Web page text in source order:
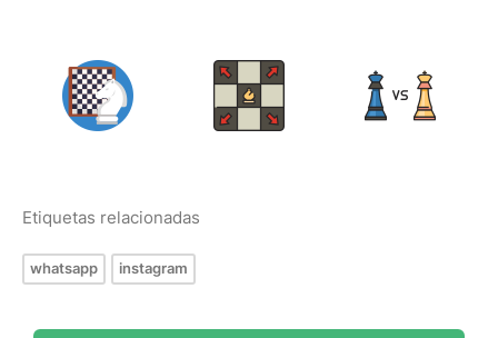
Etiquetas relacionadas
whatsapp instagram